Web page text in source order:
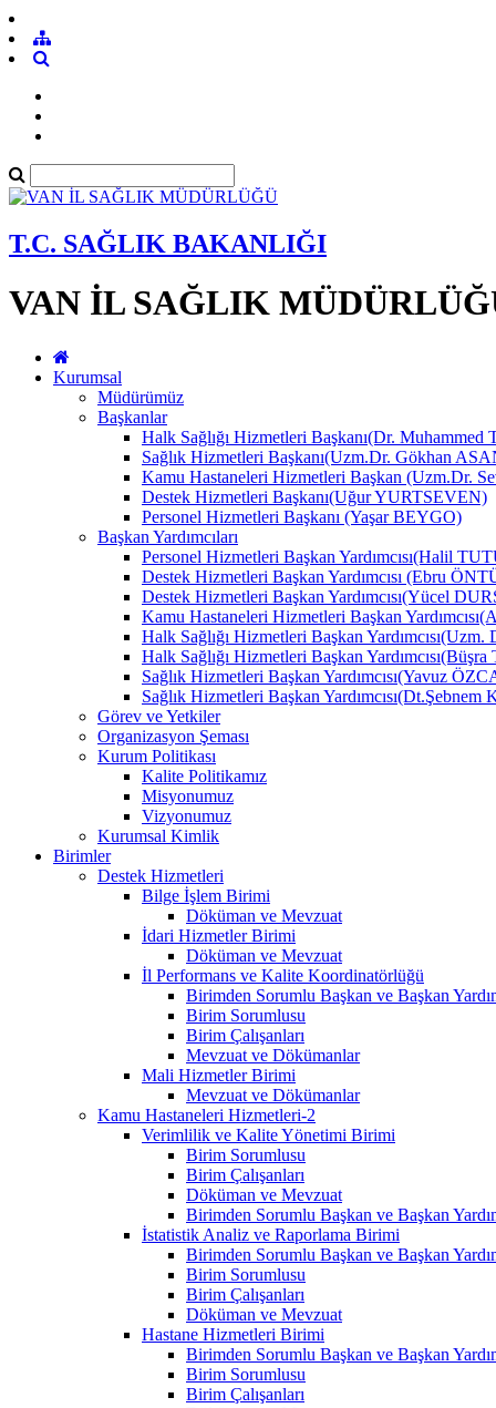
T.C. SAĞLIK BAKANLIĞI
VAN İL SAĞLIK
Kurumsal
Müdürümüz
Başkanlar
Halk Sağlığı Hizmetleri Başkanı(Dr.
Sağlık Hizmetleri Başkanı(Uzm.Dr. Gökhan
Kamu Hastaneleri Hizmetleri Başkan (Uzm.Dr.
Destek Hizmetleri Başkanı(Uğur YURTSEVEN)
Personel Hizmetleri Başkanı (Yaşar BEYGO)
Başkan Yardımcıları
Personel Hizmetleri Başkan Yardımcısı(Halil
Destek Hizmetleri Başkan Yardımcısı (Ebru
Destek Hizmetleri Başkan Yardımcısı(Yücel
Kamu Hastaneleri Hizmetleri Başkan
Halk Sağlığı Hizmetleri Başkan
Halk Sağlığı Hizmetleri Başkan
Sağlık Hizmetleri Başkan Yardımcısı(Yavuz
Sağlık Hizmetleri Başkan
Görev ve Yetkiler
Organizasyon Şeması
Kurum Politikası
Kalite Politikamız
Misyonumuz
Vizyonumuz
Kurumsal Kimlik
Birimler
Destek Hizmetleri
Bilge İşlem Birimi
Döküman ve Mevzuat
İdari Hizmetler Birimi
Döküman ve Mevzuat
İl Performans ve Kalite Koordinatörlüğü
Birimden Sorumlu Başkan ve Başkan
Birim Sorumlusu
Birim Çalışanları
Mevzuat ve Dökümanlar
Mali Hizmetler Birimi
Mevzuat ve Dökümanlar
Kamu Hastaneleri Hizmetleri-2
Verimlilik ve Kalite Yönetimi Birimi
Birim Sorumlusu
Birim Çalışanları
Döküman ve Mevzuat
Birimden Sorumlu Başkan ve Başkan
İstatistik Analiz ve Raporlama Birimi
Birimden Sorumlu Başkan ve Başkan
Birim Sorumlusu
Birim Çalışanları
Döküman ve Mevzuat
Hastane Hizmetleri Birimi
Birimden Sorumlu Başkan ve Başkan
Birim Sorumlusu
Birim Çalışanları